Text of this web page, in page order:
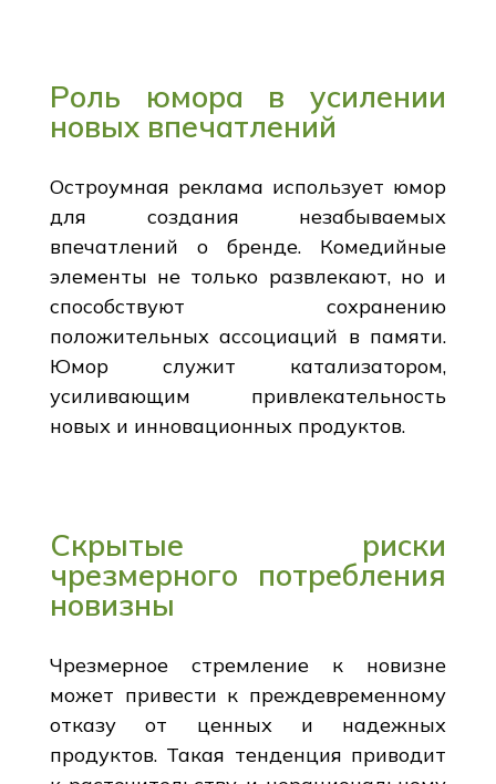
Роль юмора в усилении
новых впечатлений
Остроумная реклама использует юмор
для создания незабываемых
впечатлений о бренде. Комедийные
элементы не только развлекают, но и
способствуют сохранению
положительных ассоциаций в памяти.
Юмор служит катализатором,
усиливающим привлекательность
новых и инновационных продуктов.
Скрытые риски
чрезмерного потребления
новизны
Чрезмерное стремление к новизне
может привести к преждевременному
отказу от ценных и надежных
продуктов. Такая тенденция приводит